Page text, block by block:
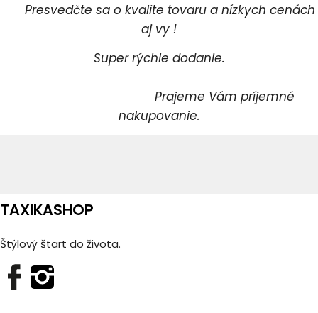
Presvedčte sa o kvalite tovaru a nízkych cenách
aj vy !
Super rýchle dodanie.
Prajeme Vám príjemné
nakupovanie.
TAXIKASHOP
Štýlový štart do života.